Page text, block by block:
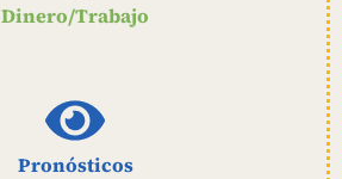
Dinero/Trabajo
Pronósticos